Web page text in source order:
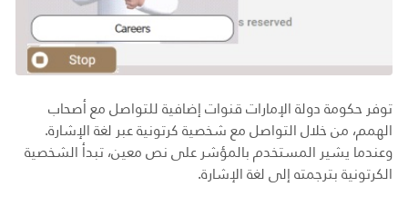
توفر حكومة دولة الإمارات قنوات إضافية للتواصل مع أصحاب
الهمم، من خلال التواصل مع شخصية كرتونية عبر لغة الإشارة.
وعندما يشير المستخدم بالمؤشر على نص معين، تبدأ الشخصية
الكرتونية بترجمته إلى لغة الإشارة.